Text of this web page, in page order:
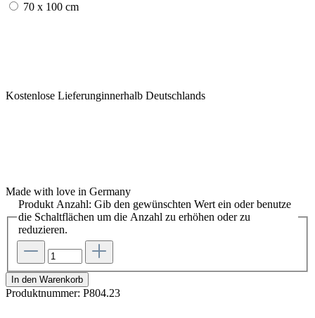
70 x 100 cm
Kostenlose Lieferunginnerhalb Deutschlands
Made with love in Germany
Produkt Anzahl: Gib den gewünschten Wert ein oder benutze
die Schaltflächen um die Anzahl zu erhöhen oder zu
reduzieren.
In den Warenkorb
Produktnummer: P804.23